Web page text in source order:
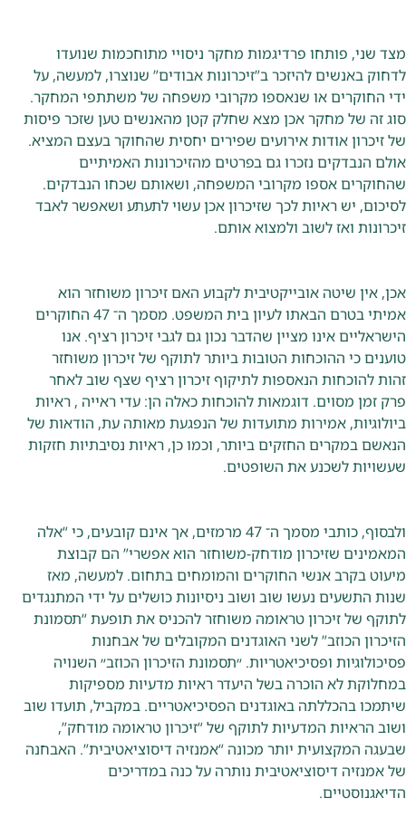
מצד שני, פותחו פרדיגמות מחקר ניסויי מתוחכמות שנועדו
לדחוק באנשים להיזכר ב”זיכרונות אבודים” שנוצרו, למעשה, על
ידי החוקרים או שנאספו מקרובי משפחה של משתתפי המחקר.
סוג זה של מחקר אכן מצא שחלק קטן מהאנשים טען שזכר פיסות
של זיכרון אודות אירועים שפירים יחסית שהחוקר בעצם המציא.
אולם הנבדקים נזכרו גם בפרטים מהזיכרונות האמיתיים
שהחוקרים אספו מקרובי המשפחה, ושאותם שכחו הנבדקים.
לסיכום, יש ראיות לכך שזיכרון אכן עשוי לתעתע ושאפשר לאבד
זיכרונות ואז לשוב ולמצוא אותם.
אכן, אין שיטה אובייקטיבית לקבוע האם זיכרון משוחזר הוא
אמיתי בטרם הבאתו לעיון בית המשפט. מסמך ה־ 47 החוקרים
הישראליים אינו מציין שהדבר נכון גם לגבי זיכרון רציף. אנו
טוענים כי ההוכחות הטובות ביותר לתוקף של זיכרון משוחזר
זהות להוכחות הנאספות לתיקוף זיכרון רציף שצף שוב לאחר
פרק זמן מסוים. דוגמאות להוכחות כאלה הן: עדי ראייה , ראיות
ביולוגיות, אמירות מתועדות של הנפגעת מאותה עת, הודאות של
הנאשם במקרים החזקים ביותר, וכמו כן, ראיות נסיבתיות חזקות
שעשויות לשכנע את השופטים.
ולבסוף, כותבי מסמך ה־ 47 מרמזים, אך אינם קובעים, כי “אלה
המאמינים שזיכרון מודחק-משוחזר הוא אפשרי” הם קבוצת
מיעוט בקרב אנשי החוקרים והמומחים בתחום. למעשה, מאז
שנות התשעים נעשו שוב ושוב ניסיונות כושלים על ידי המתנגדים
לתוקף של זיכרון טראומה משוחזר להכניס את תופעת “תסמונת
הזיכרון הכוזב” לשני האוגדנים המקובלים של אבחנות
פסיכולוגיות ופסיכיאטריות. ״תסמונת הזיכרון הכוזב״ השנויה
במחלוקת לא הוכרה בשל היעדר ראיות מדעיות מספיקות
שיתמכו בהכללתה באוגדנים הפסיכיאטריים. במקביל, תועדו שוב
ושוב הראיות המדעיות לתוקף של “זיכרון טראומה מודחק”,
שבעגה המקצועית יותר מכונה “אמנזיה דיסוציאטיבית”. האבחנה
של אמנזיה דיסוציאטיבית נותרה על כנה במדריכים
הדיאגנוסטיים.